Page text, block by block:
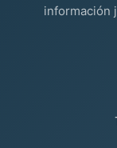
información